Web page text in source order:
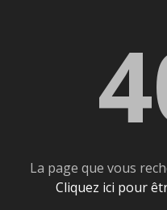
La page que vous
Cliquez ici pour